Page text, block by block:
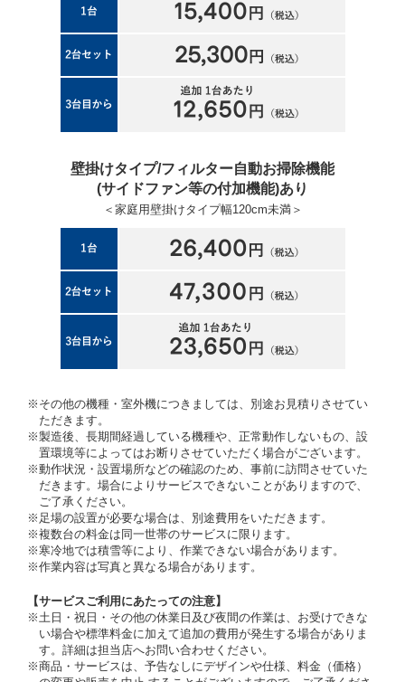
壁掛けタイプ/フィルター自動お掃除機能
(サイドファン等の付加機能)あり
＜家庭用壁掛けタイプ幅120cm未満＞
※その他の機種・室外機につきましては、別途お見積りさせてい
ただきます。
※製造後、長期間経過している機種や、正常動作しないもの、設
置環境等によってはお断りさせていただく場合がございます。
※動作状況・設置場所などの確認のため、事前に訪問させていた
だきます。場合によりサービスできないことがありますので、
ご了承ください。
※足場の設置が必要な場合は、別途費用をいただきます。
※複数台の料金は同一世帯のサービスに限ります。
※寒冷地では積雪等により、作業できない場合があります。
※作業内容は写真と異なる場合があります。
【サービスご利用にあたっての注意】
※土日・祝日・その他の休業日及び夜間の作業は、お受けできな
い場合や標準料金に加えて追加の費用が発生する場合がありま
す。詳細は担当店へお問い合わせください。
※商品・サービスは、予告なしにデザインや仕様、料金（価格）